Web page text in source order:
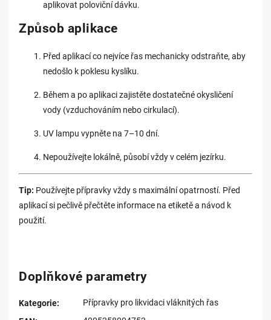
aplikovat poloviční dávku.
Způsob aplikace
Před aplikací co nejvíce řas mechanicky odstraňte, aby
nedošlo k poklesu kyslíku.
Během a po aplikaci zajistěte dostatečné okysličení
vody (vzduchováním nebo cirkulací).
UV lampu vypněte na 7–10 dní.
Nepoužívejte lokálně, působí vždy v celém jezírku.
Tip: Používejte přípravky vždy s maximální opatrností. Před
aplikací si pečlivě přečtěte informace na etiketě a návod k
použití.
Doplňkové parametry
Kategorie:
Přípravky pro likvidaci vláknitých řas